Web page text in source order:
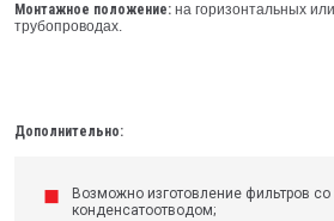
Монтажное положение: на горизонтальных
трубопроводах.
Дополнительно:
Возможно изготовление фильтров
конденсатоотводом;